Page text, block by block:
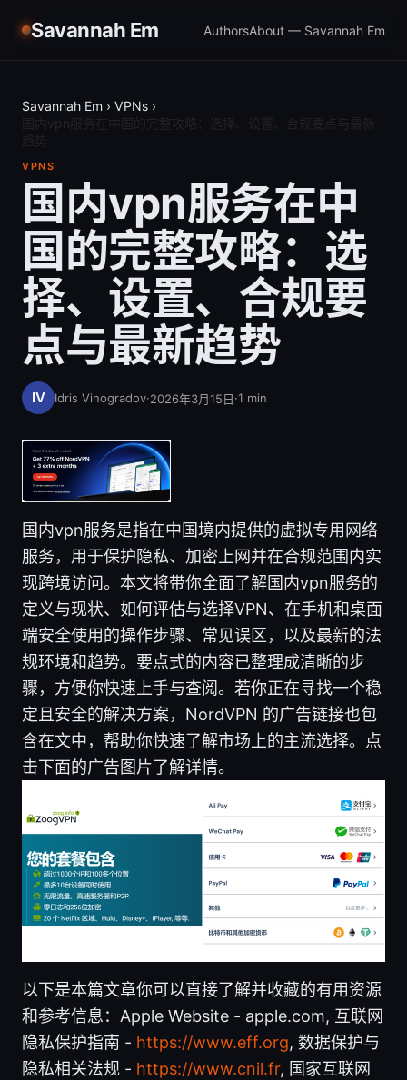
Savannah Em AuthorsAbout — Savannah Em
Savannah Em › VPNs ›
VPNS
国内vpn服务在中
国的完整攻略：选
择、设置、合规要
点与最新趋势
Idris Vinogradov·2026年3月15日·1 min
国内vpn服务是指在中国境内提供的虚拟专用网络
服务，用于保护隐私、加密上网并在合规范围内实
现跨境访问。本文将带你全面了解国内vpn服务的
定义与现状、如何评估与选择VPN、在手机和桌面
端安全使用的操作步骤、常见误区，以及最新的法
规环境和趋势。要点式的内容已整理成清晰的步
骤，方便你快速上手与查阅。若你正在寻找一个稳
定且安全的解决方案，NordVPN 的广告链接也包
含在文中，帮助你快速了解市场上的主流选择。点
击下面的广告图片了解详情。
以下是本篇文章你可以直接了解并收藏的有用资源
和参考信息：Apple Website - apple.com, 互联网
隐私保护指南 - https://www.eff.org, 数据保护与
隐私相关法规 - https://www.cnil.fr, 国家互联网